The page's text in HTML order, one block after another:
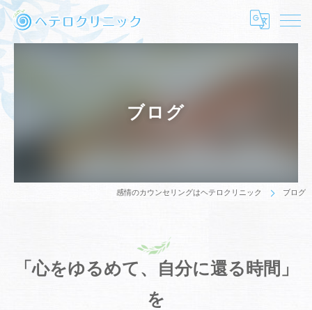
ブログ
感情のカウンセリングはヘテロクリニック ブログ
「心をゆるめて、自分に還る時間」
を